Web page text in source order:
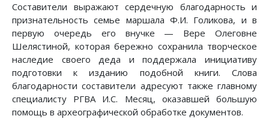
Составители выражают сердечную благодарность и
признательность семье маршала Ф.И. Голикова, и в
первую очередь его внучке — Вере Олеговне
Шелястиной, которая бережно сохранила творческое
наследие своего деда и поддержала инициативу
подготовки к изданию подобной книги. Слова
благодарности составители адресуют также главному
специалисту РГВА И.С. Месяц, оказавшей большую
помощь в археографической обработке документов.